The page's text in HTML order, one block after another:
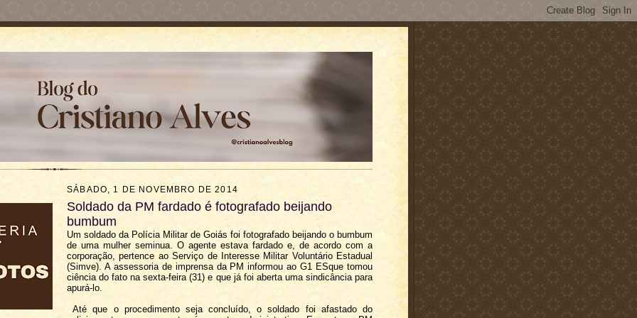
SÁBADO, 1 DE NOVEMBRO DE 2014
Soldado da PM fardado é fotografado beijando
bumbum
Um soldado da Polícia Militar de Goiás foi fotografado beijando o bumbum
de uma mulher seminua. O agente estava fardado e, de acordo com a
corporação, pertence ao Serviço de Interesse Militar Voluntário Estadual
(Simve). A assessoria de imprensa da PM informou ao G1 ESque tomou
ciência do fato na sexta-feira (31) e que já foi aberta uma sindicância para
apurá-lo.
Até que o procedimento seja concluído, o soldado foi afastado do